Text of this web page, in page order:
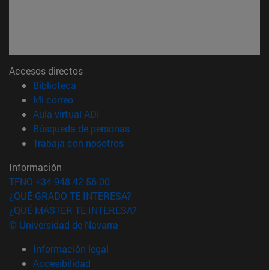
Accesos directos
Biblioteca
Mi correo(abre en nueva ventana)
Aula virtual ADI
Búsqueda de personas(abre en nueva ventana)
Trabaja con nosotros(abre en nueva ventana)
Información
TFNO +34 948 42 56 00
¿QUÉ GRADO TE INTERESA?
¿QUÉ MÁSTER TE INTERESA?
© Universidad de Navarra
Información legal
Accesibilidad